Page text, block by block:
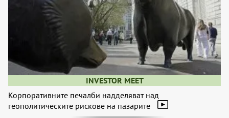
INVESTOR MEET
Корпоративните печалби надделяват над
геополитическите рискове на пазарите